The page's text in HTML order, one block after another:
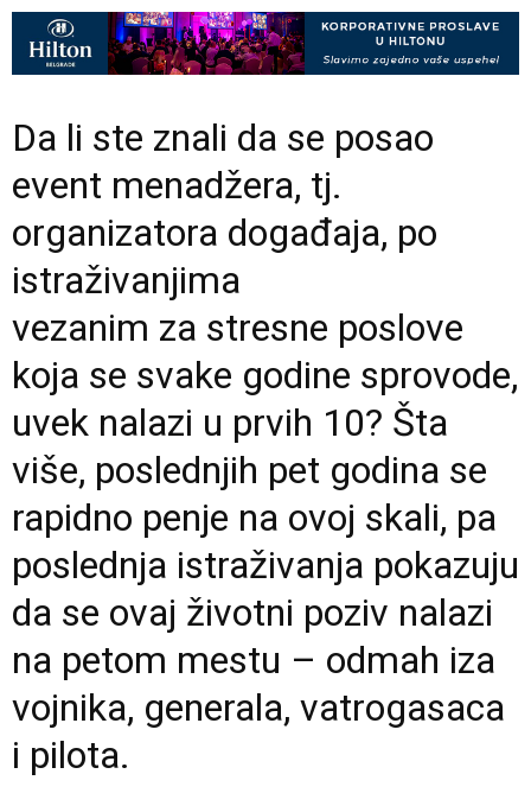
Da li ste znali da se posao
event menadžera, tj.
organizatora događaja, po
istraživanjima
vezanim za stresne poslove
koja se svake godine sprovode,
uvek nalazi u prvih 10? Šta
više, poslednjih pet godina se
rapidno penje na ovoj skali, pa
poslednja istraživanja pokazuju
da se ovaj životni poziv nalazi
na petom mestu – odmah iza
vojnika, generala, vatrogasaca
i pilota.